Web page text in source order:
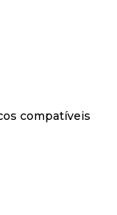
compatíveis